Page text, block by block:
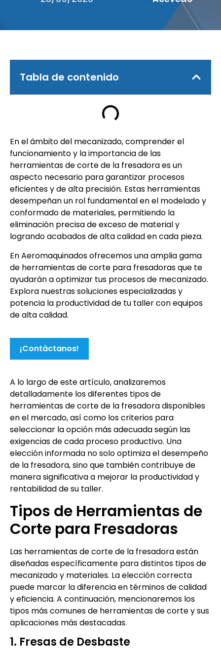
Tabla de contenido
En el ámbito del mecanizado, comprender el
funcionamiento y la importancia de las
herramientas de corte de la fresadora es un
aspecto necesario para garantizar procesos
eficientes y de alta precisión. Estas herramientas
desempeñan un rol fundamental en el modelado y
conformado de materiales, permitiendo la
eliminación precisa de exceso de material y
logrando acabados de alta calidad en cada pieza.
En Aeromaquinados ofrecemos una amplia gama
de herramientas de corte para fresadoras que te
ayudarán a optimizar tus procesos de mecanizado.
Explora nuestras soluciones especializadas y
potencia la productividad de tu taller con equipos
de alta calidad.
¡Contáctanos!
A lo largo de este artículo, analizaremos
detalladamente los diferentes tipos de
herramientas de corte de la fresadora disponibles
en el mercado, así como los criterios para
seleccionar la opción más adecuada según las
exigencias de cada proceso productivo. Una
elección informada no solo optimiza el desempeño
de la fresadora, sino que también contribuye de
manera significativa a mejorar la productividad y
rentabilidad de su taller.
Tipos de Herramientas de
Corte para Fresadoras
Las herramientas de corte de la fresadora están
diseñadas específicamente para distintos tipos de
mecanizado y materiales. La elección correcta
puede marcar la diferencia en términos de calidad
y eficiencia. A continuación, mencionaremos los
tipos más comunes de herramientas de corte y sus
aplicaciones más destacadas.
1. Fresas de Desbaste